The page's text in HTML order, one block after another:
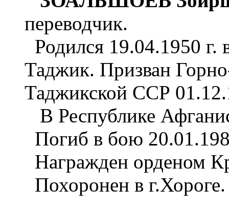
переводчик.
Родился 19.04.1950
Таджик. Призван
Таджикской ССР
В Республике
Погиб в бою
Награжден орденом
Похоронен в г.Хороге.